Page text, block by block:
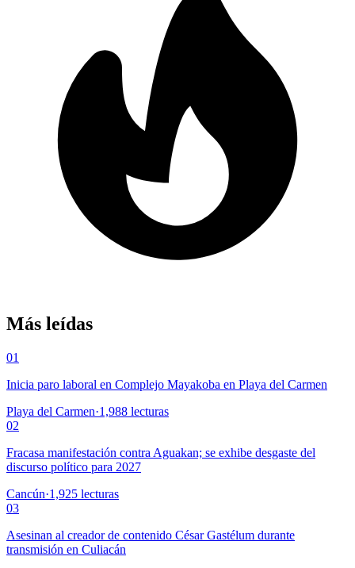
Más leídas
01
Inicia paro laboral en Complejo Mayakoba en Playa del Carmen
Playa del Carmen·1,988 lecturas
02
Fracasa manifestación contra Aguakan; se exhibe desgaste del
discurso político para 2027
Cancún·1,925 lecturas
03
Asesinan al creador de contenido César Gastélum durante
transmisión en Culiacán